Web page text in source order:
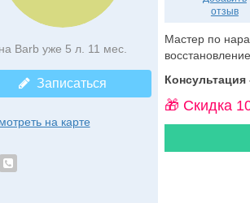
Barb уже 5 л. 11 мес.
Записаться
на карте
отзыв
Мастер по
Консультация
🎁 Cкидка